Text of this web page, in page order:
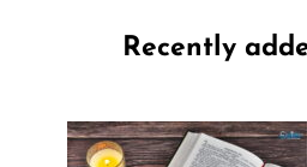
Recently